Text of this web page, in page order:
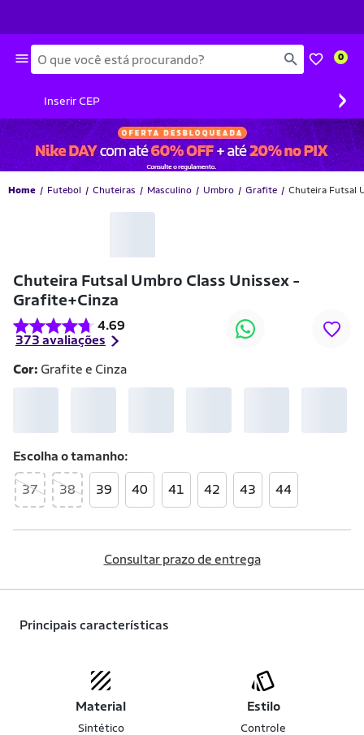
Busca 0
Inserir CEP ›
Home Futebol Chuteiras Masculino Umbro Grafite Chuteira Futsal
Chuteira Futsal Umbro Class Unissex -
Grafite+Cinza
4.69
373 avaliações
-17% OFF
Cor: Grafite e Cinza
Escolha otamanho
37 38 39 40 41 42 43 44
Consultar prazo de entrega
Principais características
Material
Sintético
Estilo
Controle